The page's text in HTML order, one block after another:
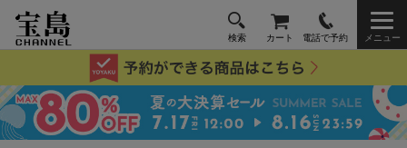
検索 カート 電話で予約 メニュー